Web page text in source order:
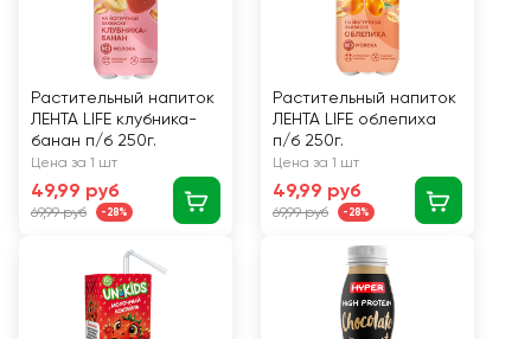
Растительный напиток
ЛЕНТА LIFE клубника-
банан п/б 250г.
Цена за 1 шт
49,99 руб
69,99 руб -28%
Растительный напиток
ЛЕНТА LIFE облепиха
п/б 250г.
Цена за 1 шт
49,99 руб
69,99 руб -28%